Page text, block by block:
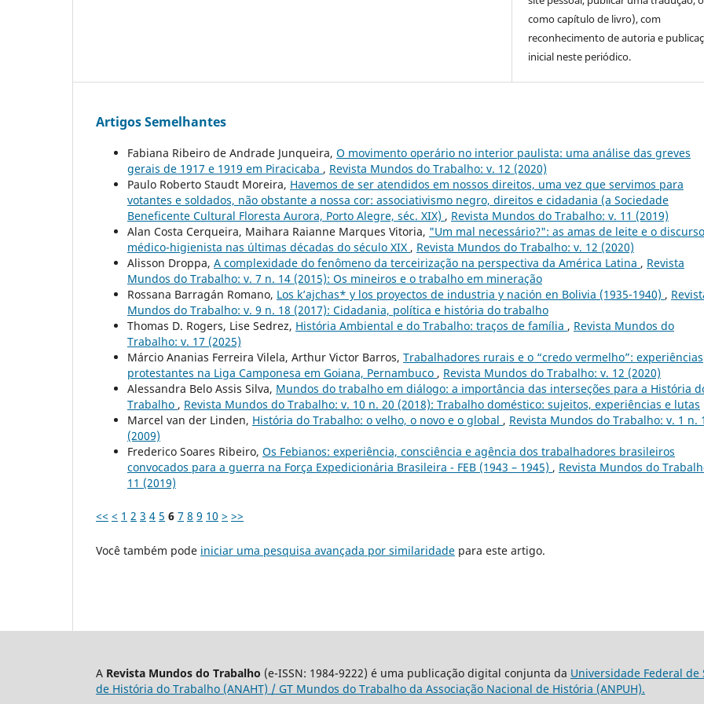
como capítulo de livro), com
reconhecimento de autoria e
inicial neste periódico.
Artigos Semelhantes
Fabiana Ribeiro de Andrade Junqueira, O movimento operário no interior paulista: uma análise das greves
gerais de 1917 e 1919 em Piracicaba , Revista Mundos do Trabalho: v. 12 (2020)
Paulo Roberto Staudt Moreira, Havemos de ser atendidos em nossos direitos, uma vez que servimos para
votantes e soldados, não obstante a nossa cor: associativismo negro, direitos e cidadania (a Sociedade
Beneficente Cultural Floresta Aurora, Porto Alegre, séc. XIX) , Revista Mundos do Trabalho: v. 11 (2019)
Alan Costa Cerqueira, Maihara Raianne Marques Vitoria, "Um mal necessário?": as amas de leite e o discurso
médico-higienista nas últimas décadas do século XIX , Revista Mundos do Trabalho: v. 12 (2020)
Alisson Droppa, A complexidade do fenômeno da terceirização na perspectiva da América Latina , Revista
Mundos do Trabalho: v. 7 n. 14 (2015): Os mineiros e o trabalho em mineração
Rossana Barragán Romano, Los k’ajchas* y los proyectos de industria y nación en Bolivia (1935-1940) ,
Mundos do Trabalho: v. 9 n. 18 (2017): Cidadania, política e história do trabalho
Thomas D. Rogers, Lise Sedrez, História Ambiental e do Trabalho: traços de família , Revista Mundos do
Trabalho: v. 17 (2025)
Márcio Ananias Ferreira Vilela, Arthur Victor Barros, Trabalhadores rurais e o “credo vermelho”: experiências
protestantes na Liga Camponesa em Goiana, Pernambuco , Revista Mundos do Trabalho: v. 12 (2020)
Alessandra Belo Assis Silva, Mundos do trabalho em diálogo: a importância das interseções para a História
Trabalho , Revista Mundos do Trabalho: v. 10 n. 20 (2018): Trabalho doméstico: sujeitos, experiências e lutas
Marcel van der Linden, História do Trabalho: o velho, o novo e o global , Revista Mundos do Trabalho: v. 1 n. 1
(2009)
Frederico Soares Ribeiro, Os Febianos: experiência, consciência e agência dos trabalhadores brasileiros
convocados para a guerra na Força Expedicionária Brasileira - FEB (1943 – 1945) , Revista Mundos do
11 (2019)
<< < 1 2 3 4 5 6 7 8 9 10 > >>
Você também pode iniciar uma pesquisa avançada por similaridade para este artigo.
A Revista Mundos do Trabalho (e-ISSN: 1984-9222) é uma publicação digital conjunta da Universidade Federal de
de História do Trabalho (ANAHT) / GT Mundos do Trabalho da Associação Nacional de História (ANPUH).